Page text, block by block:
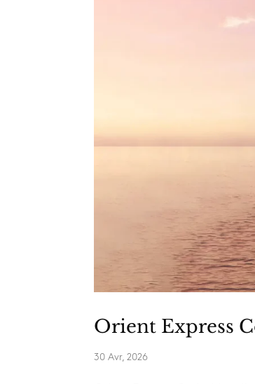
Orient Express
30 Avr, 2026